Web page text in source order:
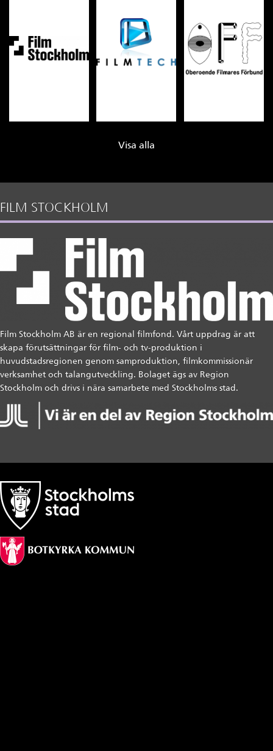
Visa alla
FILM STOCKHOLM
Film Stockholm AB är en regional filmfond. Vårt uppdrag är att
skapa förutsättningar för film- och tv-produktion i
huvudstadsregionen genom samproduktion, filmkommissionär
verksamhet och talangutveckling. Bolaget ägs av Region
Stockholm och drivs i nära samarbete med Stockholms stad.